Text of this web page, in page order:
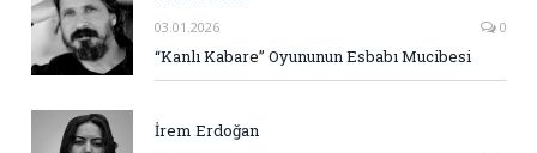
03.01.2026 0
“Kanlı Kabare” Oyununun Esbabı Mucibesi
İrem Erdoğan